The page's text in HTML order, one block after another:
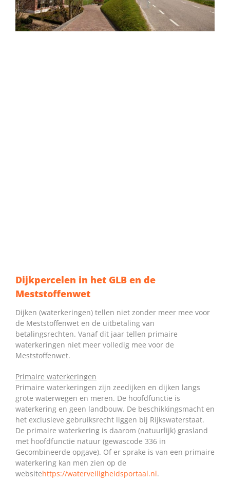
Dijkpercelen in het GLB en de
Meststoffenwet
Dijken (waterkeringen) tellen niet zonder meer mee voor
de Meststoffenwet en de uitbetaling van
betalingsrechten. Vanaf dit jaar tellen primaire
waterkeringen niet meer volledig mee voor de
Meststoffenwet.
Primaire waterkeringen
Primaire waterkeringen zijn zeedijken en dijken langs
grote waterwegen en meren. De hoofdfunctie is
waterkering en geen landbouw. De beschikkingsmacht en
het exclusieve gebruiksrecht liggen bij Rijkswaterstaat.
De primaire waterkering is daarom (natuurlijk) grasland
met hoofdfunctie natuur (gewascode 336 in
Gecombineerde opgave). Of er sprake is van een primaire
waterkering kan men zien op de
websitehttps://waterveiligheidsportaal.nl.